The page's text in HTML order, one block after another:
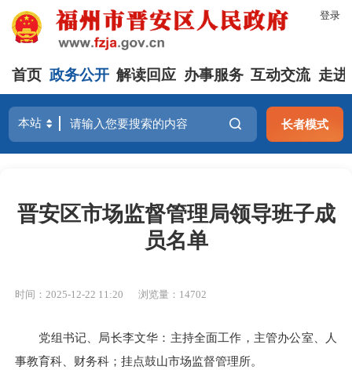
登录
首页 政务公开 解读回应 办事服务 互动交流 走进
长者模式
晋安区市场监督管理局领导班子成
员名单
时间：2025-12-22 11:20 浏览量：14702
党组书记、局长李文华：主持全面工作，主管办公室、人
事教育科、财务科；挂点鼓山市场监督管理所。